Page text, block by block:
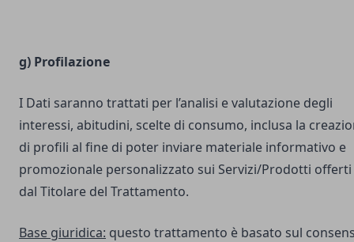
g) Profilazione
I Dati saranno trattati per l’analisi e valutazione degli
interessi, abitudini, scelte di consumo, inclusa la
di profili al fine di poter inviare materiale informativo e
promozionale personalizzato sui Servizi/Prodotti offerti
dal Titolare del Trattamento.
Base giuridica: questo trattamento è basato sul